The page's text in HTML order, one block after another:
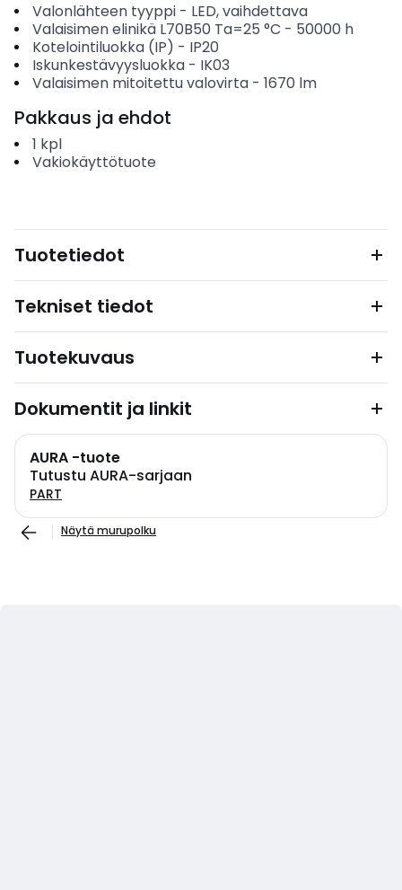
Valonlähteen tyyppi- LED, vaihdettava
Valaisimen elinikä L70B50 Ta=25 °C - 50000 h
Kotelointiluokka (IP) - IP20
Iskunkestävyysluokka- IK03
Valaisimen mitoitettu valovirta- 1670 lm
Pakkaus ja ehdot
1 kpl
Vakiokäyttötuote
Tuotetiedot
Tekniset tiedot
Tuotekuvaus
Dokumentit ja linkit
AURA -tuote
Tutustu AURA-sarjaan
PART
Näytä murupolku